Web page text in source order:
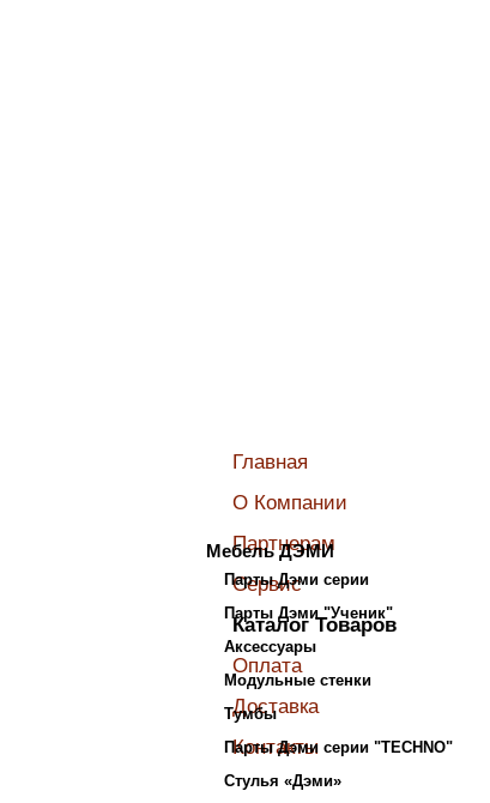
Главная
О Компании
Партнерам
Сервис
Каталог Товаров
Оплата
Доставка
Контакты
Мебель ДЭМИ
Парты Дэми серии
Парты Дэми "Ученик"
Аксессуары
Модульные стенки
Тумбы
Парты Дэми серии "TECHNO"
Стулья «Дэми»